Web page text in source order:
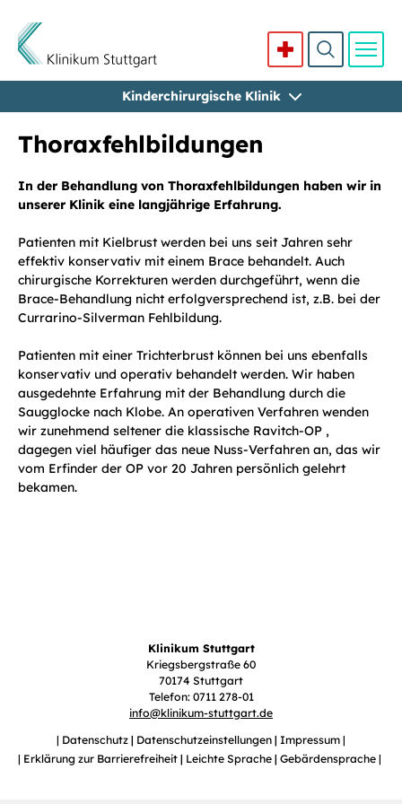
Kinderchirurgische Klinik
Thoraxfehlbildungen
In der Behandlung von Thoraxfehlbildungen haben wir in
unserer Klinik eine langjährige Erfahrung.
Patienten mit Kielbrust werden bei uns seit Jahren sehr
effektiv konservativ mit einem Brace behandelt. Auch
chirurgische Korrekturen werden durchgeführt, wenn die
Brace-Behandlung nicht erfolgversprechend ist, z.B. bei der
Currarino-Silverman Fehlbildung.
Patienten mit einer Trichterbrust können bei uns ebenfalls
konservativ und operativ behandelt werden. Wir haben
ausgedehnte Erfahrung mit der Behandlung durch die
Saugglocke nach Klobe. An operativen Verfahren wenden
wir zunehmend seltener die klassische Ravitch-OP ,
dagegen viel häufiger das neue Nuss-Verfahren an, das wir
vom Erfinder der OP vor 20 Jahren persönlich gelehrt
bekamen.
Klinikum Stuttgart
Kriegsbergstraße 60
70174 Stuttgart
Telefon: 0711 278-01
info@klinikum-stuttgart.de
Datenschutz
Datenschutzeinstellungen Impressum
Erklärung zur Barrierefreiheit
Leichte Sprache Gebärdensprache